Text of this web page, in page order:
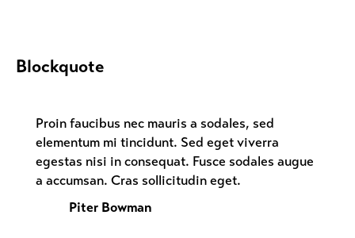
Blockquote
Proin faucibus nec mauris a sodales, sed
elementum mi tincidunt. Sed eget viverra
egestas nisi in consequat. Fusce sodales augue
a accumsan. Cras sollicitudin eget.
Piter Bowman